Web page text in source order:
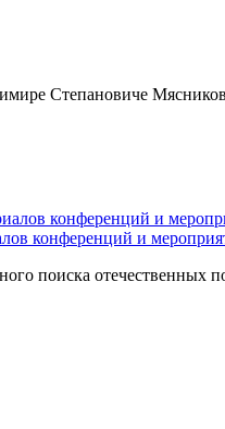
Степановиче
конференций и
поиска отечественных